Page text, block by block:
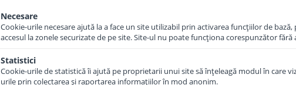
Lapte praf Hipp 2 Organic
Combiotic de la 6 luni 300 g
in stoc
Lapte praf Hipp 2
Combiotic de la 6 luni 800
in stoc
Necesare
Cookie-urile necesare ajută la a face un site utilizabil prin activarea funcţiilor de
accesul la zonele securizate de pe site. Site-ul nu poate funcţiona corespunzător fără
Statistici
Cookie-urile de statistică îi ajută pe proprietarii unui site să înţeleagă modul în care
urile prin colectarea şi raportarea informaţiilor în mod anonim.